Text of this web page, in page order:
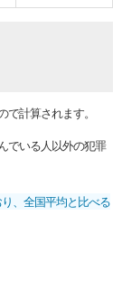
計算されます。
でいる人以外の犯罪
、全国平均と比べる